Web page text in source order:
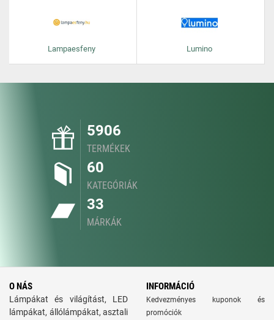
Lampaesfeny Lumino
5906
TERMÉKEK
60
KATEGÓRIÁK
33
MÁRKÁK
O NÁS
Lámpákat és világítást, LED
lámpákat, állólámpákat, asztali
INFORMÁCIÓ
Kedvezményes kuponok és
promóciók